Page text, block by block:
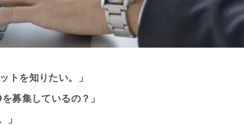
トを知りたい。」
募集しているの？」
」